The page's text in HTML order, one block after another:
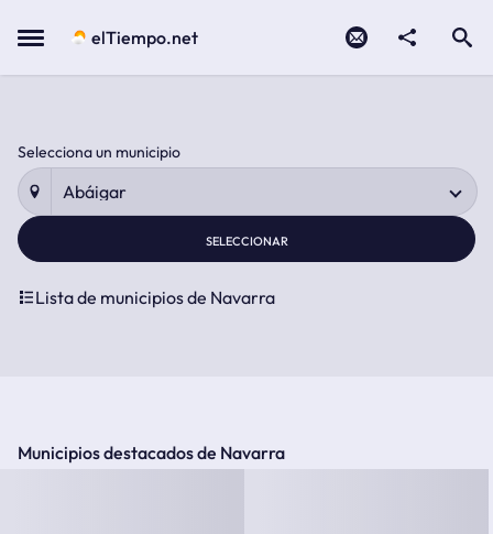
Menu elTiempo.net
Selecciona un municipio
Lista de municipios de Navarra
Municipios destacados de Navarra